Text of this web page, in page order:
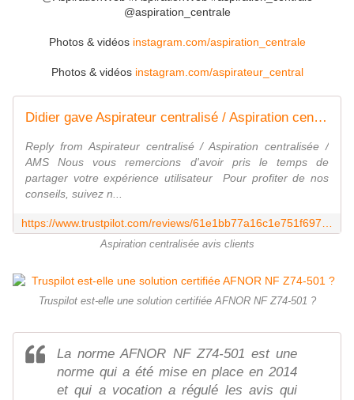
@aspiration_centrale
Photos & vidéos instagram.com/aspiration_centrale
Photos & vidéos instagram.com/aspirateur_central
Didier gave Aspirateur centralisé / Aspiration centralisée / AMS 5 stars. Check out the full review...
Reply from Aspirateur centralisé / Aspiration centralisée /
AMS Nous vous remercions d'avoir pris le temps de
partager votre expérience utilisateur ‎‍ Pour profiter de nos
conseils, suivez n...
Aspiration centralisée avis clients
Truspilot est-elle une solution certifiée AFNOR NF Z74-501 ?
La norme AFNOR NF Z74-501 est une
norme qui a été mise en place en 2014
et qui a vocation a régulé les avis qui